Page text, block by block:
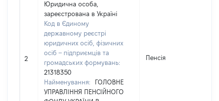
2
Юридична особа,
зареєстрована в Україні
Код в Єдиному
державному реєстрі
юридичних осіб, фізичних
осіб – підприємців та
громадських формувань:
21318350
Найменування:
ГОЛОВНЕ
УПРАВЛІННЯ ПЕНСІЙНОГО
Пенсія